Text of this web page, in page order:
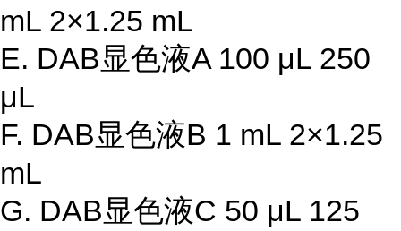
mL 2×1.25 mL
E. DAB显色液A 100 μL 250
μL
F. DAB显色液B 1 mL 2×1.25
mL
G. DAB显色液C 50 μL 125